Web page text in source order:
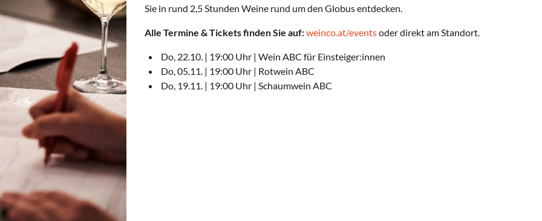
Sie in rund 2,5 Stunden Weine rund um den Globus entdecken.
Alle Termine & Tickets finden Sie auf:weinco.at/eventsoder direkt am Standort.
Do, 22.10. | 19:00 Uhr | Wein ABC für Einsteiger:innen
Do, 05.11. | 19:00 Uhr | Rotwein ABC
Do, 19.11. | 19:00 Uhr | Schaumwein ABC